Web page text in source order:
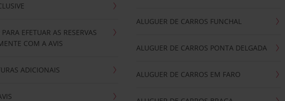
EFETUAR AS RESERVAS
COM A AVIS
ADICIONAIS
ALUGUER DE CARROS FUNCHAL
ALUGUER DE CARROS PONTA DELGADA
ALUGUER DE CARROS EM FARO